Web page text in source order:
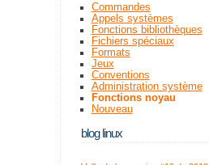
Commandes
Appels systèmes
Fonctions bibliothèques
Fichiers spéciaux
Formats
Jeux
Conventions
Administration système
Fonctions noyau
Nouveau
blog linux